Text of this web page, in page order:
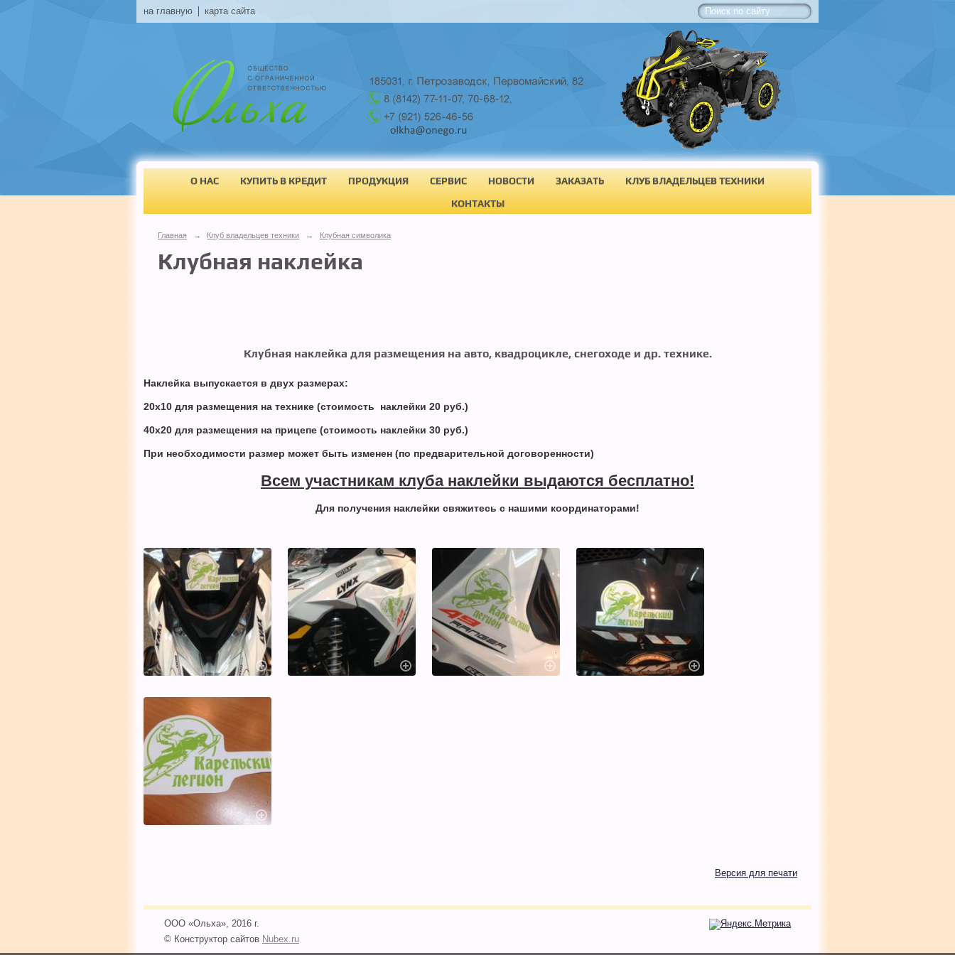
на главную карта сайта
О НАС КУПИТЬ В КРЕДИТ ПРОДУКЦИЯ СЕРВИС НОВОСТИ ЗАКАЗАТЬ
КЛУБ ВЛАДЕЛЬЦЕВ ТЕХНИКИ
КОНТАКТЫ
Главная → Клуб владельцев техники → Клубная символика
Клубная наклейка
Клубная наклейка для размещения на авто, квадроцикле, снегоходе и др. технике.
Наклейка выпускается в двух размерах:
20х10 для размещения на технике (стоимость наклейки 20 руб.)
40х20 для размещения на прицепе (стоимость наклейки 30 руб.)
При необходимости размер может быть изменен (по предварительной договоренности)
Всем участникам клуба наклейки выдаются бесплатно!
Для получения наклейки свяжитесь с нашими координаторами!
Версия для печати
ООО «Ольха», 2016 г.
© Конструктор сайтов Nubex.ru